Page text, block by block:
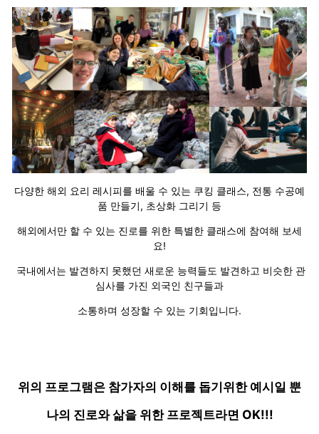
다양한 해외 요리 레시피를 배울 수 있는 쿠킹 클래스, 전통 수공예
품 만들기, 초상화 그리기 등
해외에서만 할 수 있는 진로를 위한 특별한 클래스에 참여해 보세
요!
국내에서는 발견하지 못했던 새로운 능력들도 발견하고 비슷한 관
심사를 가진 외국인 친구들과
소통하며 성장할 수 있는 기회입니다.
위의 프로그램은 참가자의 이해를 돕기위한 예시일 뿐
나의 진로와 삶을 위한 프로젝트라면 OK!!!